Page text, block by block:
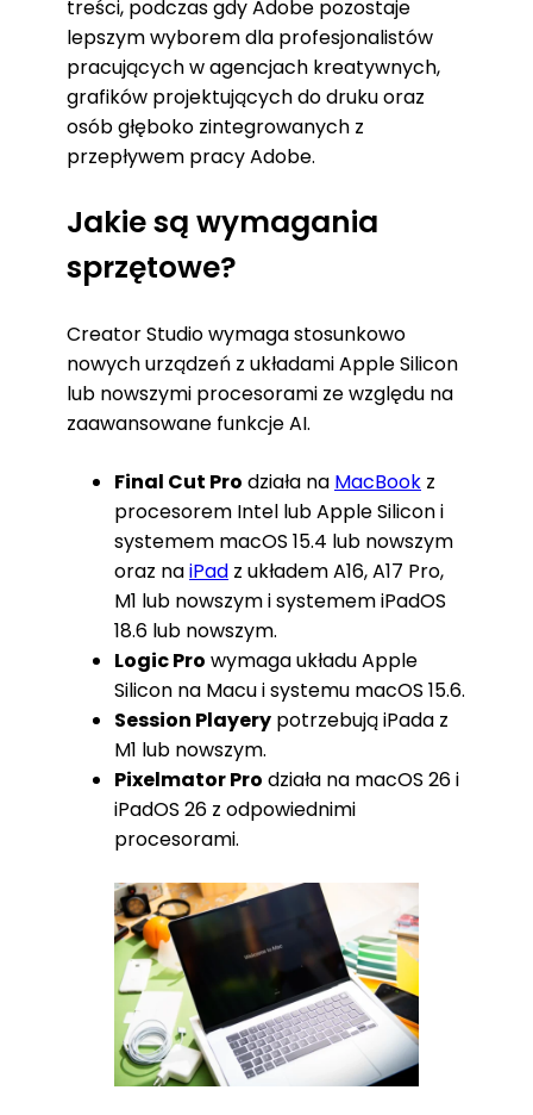
treści, podczas gdy Adobe pozostaje
lepszym wyborem dla profesjonalistów
pracujących w agencjach kreatywnych,
grafików projektujących do druku oraz
osób głęboko zintegrowanych z
przepływem pracy Adobe.
Jakie są wymagania
sprzętowe?
Creator Studio wymaga stosunkowo
nowych urządzeń z układami Apple Silicon
lub nowszymi procesorami ze względu na
zaawansowane funkcje AI.
Final Cut Pro działa na MacBook z
procesorem Intel lub Apple Silicon i
systemem macOS 15.4 lub nowszym
oraz naiPad z układem A16, A17 Pro,
M1 lub nowszym i systemem iPadOS
18.6 lub nowszym.
Logic Pro wymaga układu Apple
Silicon na Macu i systemu macOS 15.6.
Session Playery potrzebują iPada z
M1 lub nowszym.
Pixelmator Pro działa na macOS 26 i
iPadOS 26 z odpowiednimi
procesorami.